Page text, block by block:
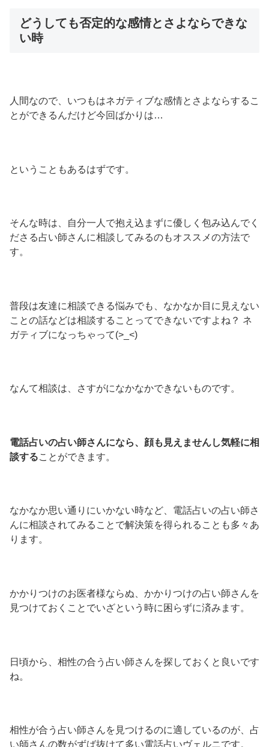
どうしても否定的な感情とさよならできな
い時
人間なので、いつもはネガティブな感情とさよならするこ
とができるんだけど今回ばかりは…
ということもあるはずです。
そんな時は、自分一人で抱え込まずに優しく包み込んでく
ださる占い師さんに相談してみるのもオススメの方法で
す。
普段は友達に相談できる悩みでも、なかなか目に見えない
ことの話などは相談することってできないですよね？ ネ
ガティブになっちゃって(>_<)
なんて相談は、さすがになかなかできないものです。
電話占いの占い師さんになら、顔も見えませんし気軽に相
談することができます。
なかなか思い通りにいかない時など、電話占いの占い師さ
んに相談されてみることで解決策を得られることも多々あ
ります。
かかりつけのお医者様ならぬ、かかりつけの占い師さんを
見つけておくことでいざという時に困らずに済みます。
日頃から、相性の合う占い師さんを探しておくと良いです
ね。
相性が合う占い師さんを見つけるのに適しているのが、占
い師さんの数がずば抜けて多い電話占いヴェルニです。